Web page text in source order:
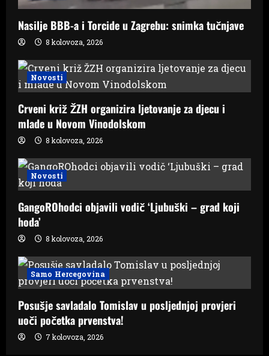
Nasilje BBB-a i Torcide u Zagrebu: snimka tučnjave
8 kolovoza, 2026
Novosti
Crveni križ ŽZH organizira ljetovanje za djecu i
mlade u Novom Vinodolskom
8 kolovoza, 2026
Novosti
GangoROhodci objavili vodič ‘Ljubuški – grad koji
hoda’
8 kolovoza, 2026
Samo Hercegovina
Posušje savladalo Tomislav u posljednjoj provjeri
uoči početka prvenstva!
7 kolovoza, 2026